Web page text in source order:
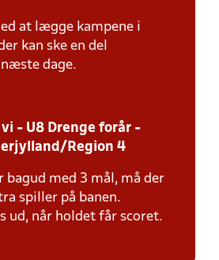
at lægge kampene i
kan ske en del
dage.
- U8 Drenge forår -
Region 4
bagud med 3 mål, må der
spiller på banen.
ud, når holdet får scoret.